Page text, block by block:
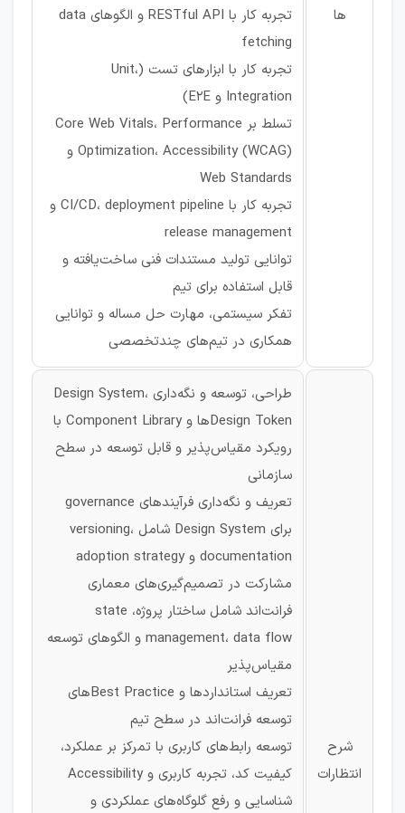
ها
تجربه کار با RESTful API و الگوهای data
fetching
تجربه کار با ابزارهای تست (Unit،
Integration و E2E)
تسلط بر Core Web Vitals، Performance
Optimization، Accessibility (WCAG) و
Web Standards
تجربه کار با CI/CD، deployment pipeline و
release management
توانایی تولید مستندات فنی ساخت‌یافته و
قابل استفاده برای تیم
تفکر سیستمی، مهارت حل مساله و توانایی
همکاری در تیم‌های چندتخصصی
شرح
انتظارات
طراحی، توسعه و نگه‌داری Design System،
Design Tokenها و Component Library با
رویکرد مقیاس‌پذیر و قابل توسعه در سطح
سازمانی
تعریف و نگه‌داری فرآیندهای governance
برای Design System شامل versioning،
documentation و adoption strategy
مشارکت در تصمیم‌گیری‌های معماری
فرانت‌اند شامل ساختار پروژه، state
management، data flow و الگوهای توسعه
مقیاس‌پذیر
تعریف استانداردها و Best Practiceهای
توسعه فرانت‌اند در سطح تیم
توسعه رابط‌های کاربری با تمرکز بر عملکرد،
کیفیت کد، تجربه کاربری و Accessibility
شناسایی و رفع گلوگاه‌های عملکردی و